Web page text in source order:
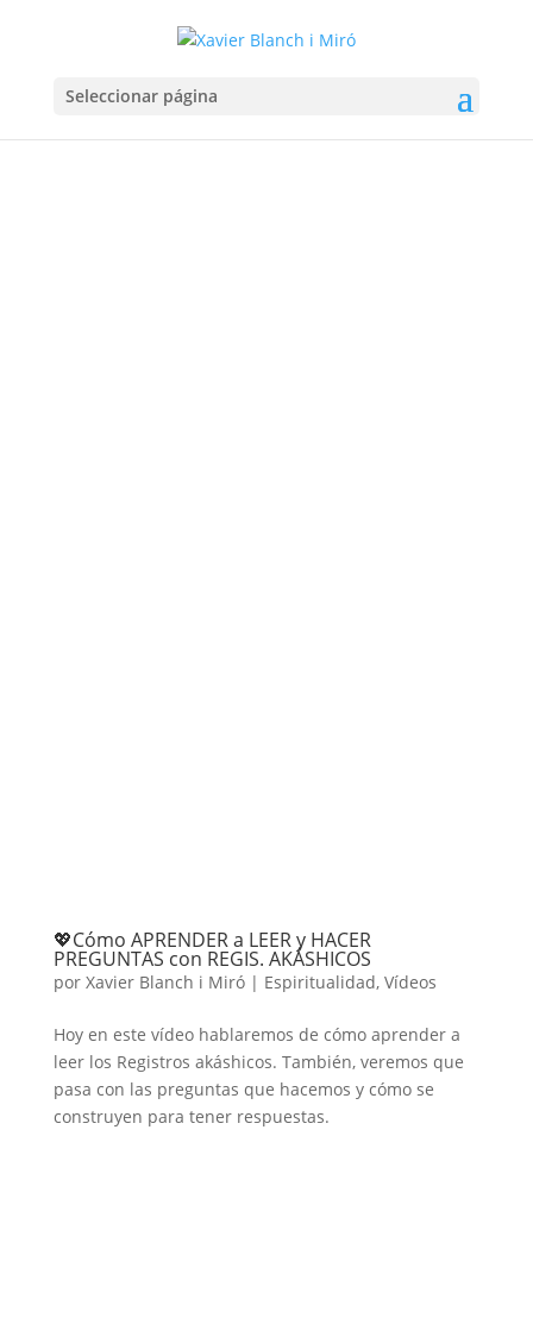
Seleccionar página
💖Cómo APRENDER a LEER y HACER
PREGUNTAS con REGIS. AKÁSHICOS
por Xavier Blanch i Miró| Espiritualidad, Vídeos
Hoy en este vídeo hablaremos de cómo aprender a
leer los Registros akáshicos. También, veremos que
pasa con las preguntas que hacemos y cómo se
construyen para tener respuestas.